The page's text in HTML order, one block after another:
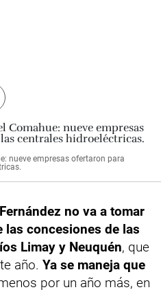
nueve empresas ofertaron para
no va a tomar
concesiones de las
Limay y Neuquén, que
año. Ya se maneja que
por un año más, en